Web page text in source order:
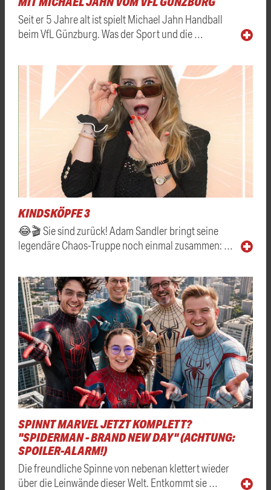
Seit er 5 Jahre alt ist spielt Michael Jahn Handball
beim VfL Günzburg. Was der Sport und die …
KINDSKÖPFE 3
😂🎬 Sie sind zurück! Adam Sandler bringt seine
legendäre Chaos-Truppe noch einmal zusammen: …
SPINNT MARVEL JETZT KOMPLETT?
"SPIDERMAN - BRAND NEW DAY" (ACHTUNG:
SPOILER-ALARM!)
Die freundliche Spinne von nebenan klettert wieder
über die Leinwände dieser Welt. Entkommt sie …